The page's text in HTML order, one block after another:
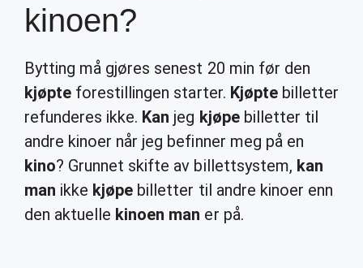
kinoen?
Bytting må gjøres senest 20 min før den
kjøpte forestillingen starter. Kjøptebilletter
refunderes ikke. Kan jeg kjøpebilletter til
andre kinoer når jeg befinner meg på en
kino? Grunnet skifte av billettsystem, kan
man ikke kjøpe billetter til andre kinoer enn
den aktuelle kinoen man er på.